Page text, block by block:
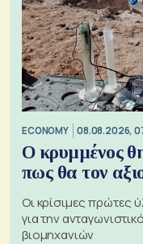
ECONOMY 08.08.2026,
Ο κρυμμένος
πως θα τον
Οι κρίσιμες πρώτες
για την
βιομηχανιών